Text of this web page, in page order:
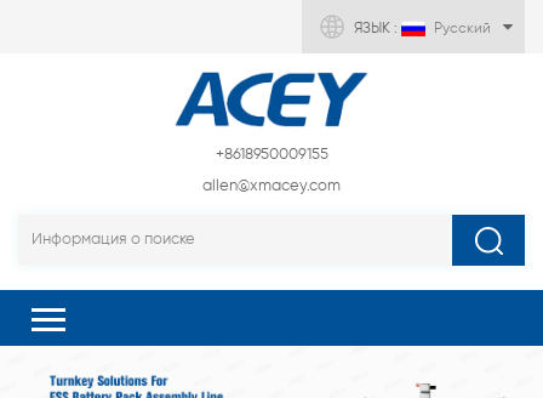
ЯЗЫК : Русский
+8618950009155
allen@xmacey.com